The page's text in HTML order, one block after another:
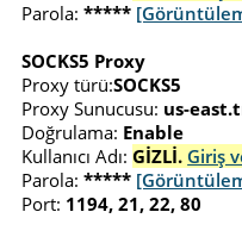
Parola: *****
SOCKS5 Proxy
Proxy türü:SOCKS5
Proxy Sunucusu: us-
Doğrulama: Enable
Kullanıcı Adı: GİZLİ. Giriş
Parola: *****
Port: 1194, 21, 22, 80